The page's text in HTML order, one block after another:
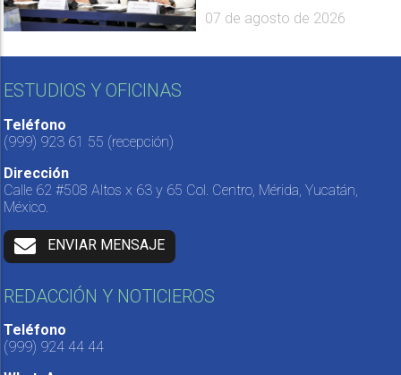
07 de agosto de 2026
ESTUDIOS Y OFICINAS
Teléfono
(999) 923 61 55 (recepción)
Dirección
Calle 62 #508 Altos x 63 y 65 Col. Centro, Mérida, Yucatán,
México.
ENVIAR MENSAJE
REDACCIÓN Y NOTICIEROS
Teléfono
(999) 924 44 44